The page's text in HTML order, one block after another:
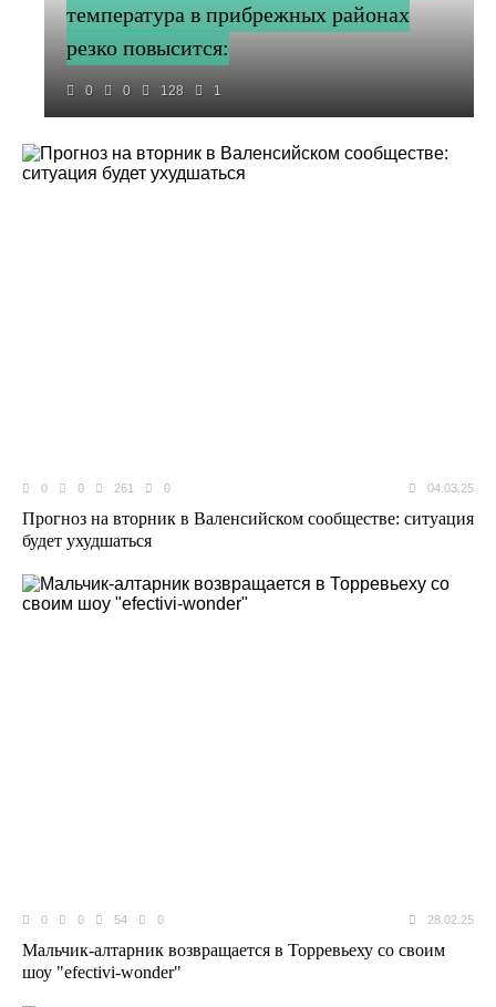
температура в прибрежных районах
резко повысится:
0 0 128 1
0 0 261 0 04.03.25
Прогноз на вторник в Валенсийском сообществе: ситуация
будет ухудшаться
0 0 54 0 28.02.25
Мальчик-алтарник возвращается в Торревьеху со своим
шоу "efectivi-wonder"